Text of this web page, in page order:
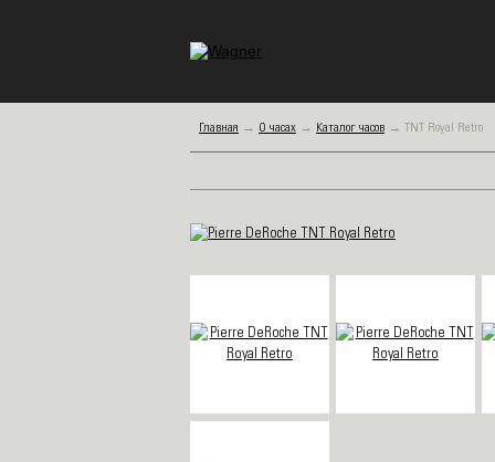
Главная → О часах → Каталог часов → TNT Royal Retro